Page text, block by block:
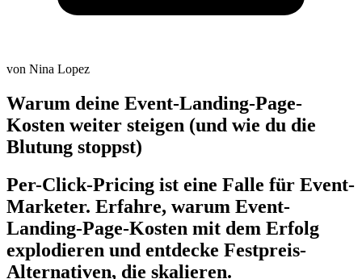
von Nina Lopez
Warum deine Event-Landing-Page-
Kosten weiter steigen (und wie du die
Blutung stoppst)
Per-Click-Pricing ist eine Falle für Event-
Marketer. Erfahre, warum Event-
Landing-Page-Kosten mit dem Erfolg
explodieren und entdecke Festpreis-
Alternativen, die skalieren.